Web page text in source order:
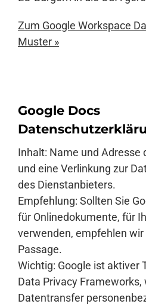
Zum Google Workspace
Muster »
Google Docs
Inhalt: Name und Adresse
und eine Verlinkung zur
des Dienstanbieters.
Empfehlung: Sollten Sie
für Onlinedokumente, für
verwenden, empfehlen
Passage.
Wichtig: Google ist aktiver
Data Privacy
Datentransfer